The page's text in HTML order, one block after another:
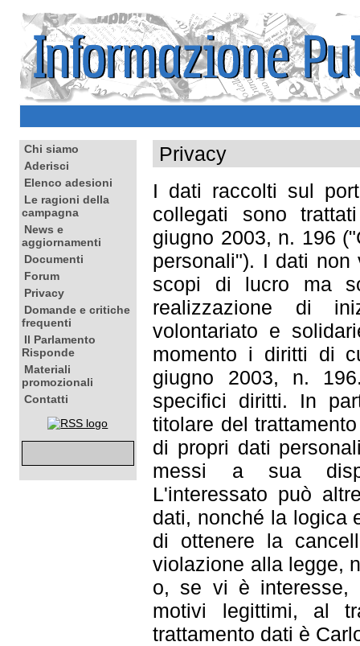
Chi siamo
Aderisci
Elenco adesioni
Le ragioni della
campagna
News e
aggiornamenti
Documenti
Forum
Privacy
Domande e critiche
frequenti
Il Parlamento
Risponde
Materiali
promozionali
Contatti
Privacy
I dati raccolti sul
collegati sono
giugno 2003, n. 196
personali"). I dati
scopi di lucro ma
realizzazione di
volontariato e
momento i diritti di
giugno 2003, n.
specifici diritti. In
titolare del
di propri dati
messi a sua
L'interessato può
dati, nonché la logica
di ottenere la
violazione alla legge,
o, se vi è interesse,
motivi legittimi, al
trattamento dati è